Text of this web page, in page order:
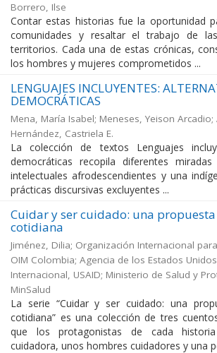
Borrero, Ilse
Contar estas historias fue la oportunidad
comunidades y resaltar el trabajo de
territorios. Cada una de estas crónicas,
los hombres y mujeres comprometidos ...
LENGUAJES INCLUYENTES:
DEMOCRÁTICAS
Mena, María Isabel; Meneses, Yeison Arcadio;
Hernández, Castriela E.
La colección de textos Lenguajes
democráticas recopila diferentes
intelectuales afrodescendientes y una
prácticas discursivas excluyentes ...
Cuidar y ser cuidado: una
cotidiana
Jiménez, Dilia; Organización Internacional
OIM Colombia; Agencia de los Estados
Internacional, USAID; Ministerio de Salud y
MinSalud
La serie “Cuidar y ser cuidado: una
cotidiana” es una colección de tres
que los protagonistas de cada
cuidadora, unos hombres cuidadores y una